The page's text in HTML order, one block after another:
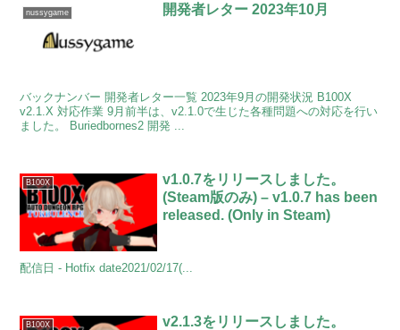
nussygame 開発者レター 2023年10月
バックナンバー 開発者レター一覧 2023年9月の開発状況 B100X
v2.1.X 対応作業 9月前半は、v2.1.0で生じた各種問題への対応を行い
ました。 Buriedbornes2 開発 ...
B100X
v1.0.7をリリースしました。
(Steam版のみ) – v1.0.7 has been
released. (Only in Steam)
配信日 - Hotfix date2021/02/17(...
B100X v2.1.3をリリースしました。